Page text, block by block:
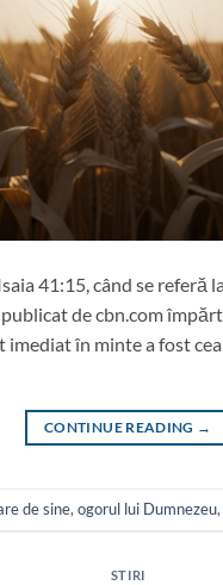
41:15, când se referă
de cbn.com
în minte a fost
CONTINUE READING →
de sine,ogorul lui Dumnezeu,
STIRI